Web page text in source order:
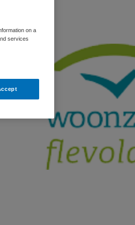
on a
services